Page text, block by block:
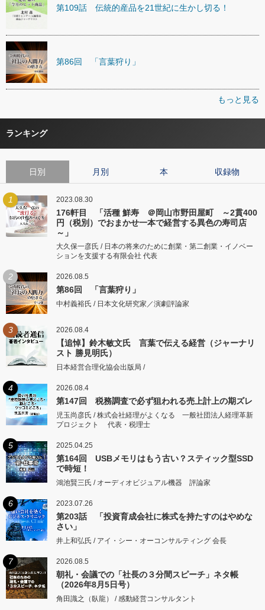
第109話 伝統的産品を21世紀に生かし切る！
第86回 「言葉狩り」
もっと見る
ランキング
日別 月別 本 収録物
1 2023.08.30
176軒目 「活種 鮮寿 ＠岡山市野田屋町 ～2貫400
円（税別）でおまかせ一本で経営する異色の寿司店
～」
大久保一彦氏 / 日本の将来のために創業・第二創業・イノベー
ションを支援する有限会社 代表
2 2026.08.5
第86回 「言葉狩り」
中村義裕氏 / 日本文化研究家／演劇評論家
3 2026.08.4
【追悼】鈴木敏文氏 言葉で伝える経営（ジャーナリ
スト 勝見明氏）
日本経営合理化協会出版局 /
4 2026.08.4
第147回 税務調査で必ず狙われる売上計上の期ズレ
児玉尚彦氏 / 株式会社経理がよくなる 一般社団法人経理革新
プロジェクト 代表・税理士
5 2025.04.25
第164回 USBメモリはもう古い？スティック型SSD
で時短！
鴻池賢三氏 / オーディオビジュアル機器 評論家
6 2023.07.26
第203話 「投資育成会社に株式を持たすのはやめな
さい」
井上和弘氏 / アイ・シー・オーコンサルティング 会長
7 2026.08.5
朝礼・会議での「社長の３分間スピーチ」ネタ帳
（2026年8月5日号）
角田識之（臥龍） / 感動経営コンサルタント